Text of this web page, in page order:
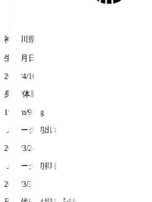
神奈川県
生年月日
2004/4/16
身長/体重
193cm/91kg
Ｊリーグ初出場
2024/3/24
Ｊリーグ初得点
2024/3/31